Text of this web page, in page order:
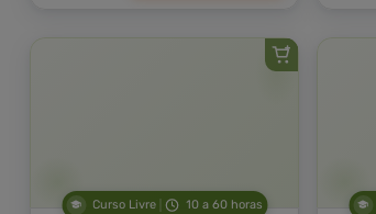
Curso Livre 10 a 60 horas